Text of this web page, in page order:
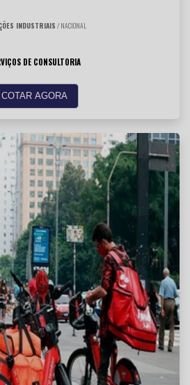
INDUSTRIAIS / NACIONAL
DE CONSULTORIA
COTAR AGORA